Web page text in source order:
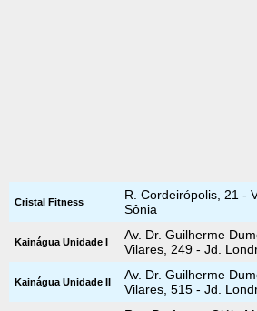
Cristal Fitness
R. Cordeirópolis, 21 -
Sônia
Kainágua Unidade I
Av. Dr. Guilherme
Vilares, 249 - Jd.
Kainágua Unidade II
Av. Dr. Guilherme
Vilares, 515 - Jd.